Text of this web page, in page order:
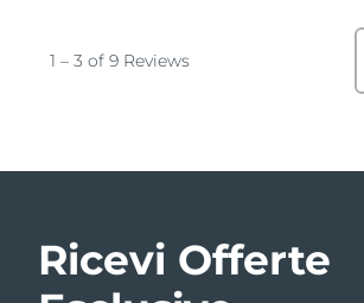
Ricevi Offerte